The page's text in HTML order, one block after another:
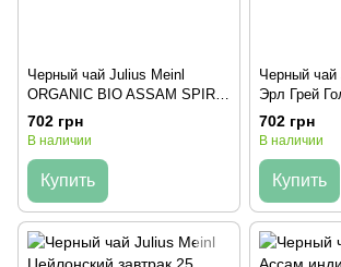
Черный чай Julius Meinl
ORGANIC BIO ASSAM SPIRIT
OF INDIA 20 пакетов
702 грн
В наличии
Купить
Черный чай
Эрл Грей
пакетов
702 грн
В наличии
Купить